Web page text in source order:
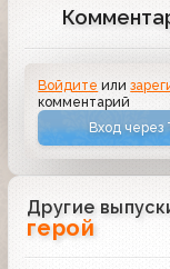
Войдите или
комментарий
Вход через
Другие
герой